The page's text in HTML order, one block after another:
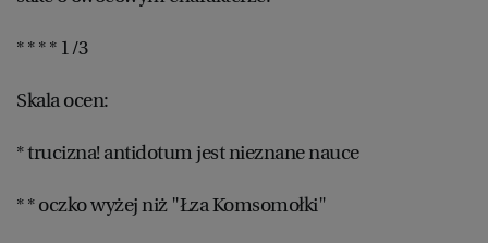
* * * * 1/3
Skala ocen:
* trucizna! antidotum jest nieznane nauce
* * oczko wyżej niż "Łza Komsomołki"